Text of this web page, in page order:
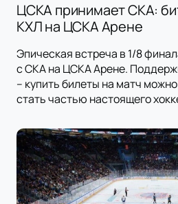
ЦСКА принимает СКА:
КХЛ на ЦСКА Арене
Эпическая встреча в 1/8
с СКА на ЦСКА Арене.
– купить билеты на матч
стать частью настоящего